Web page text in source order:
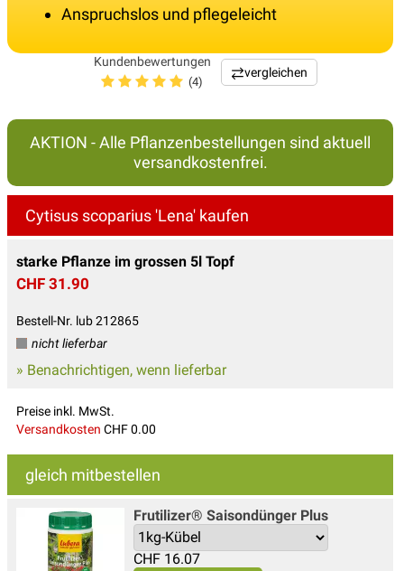
Anspruchslos und pflegeleicht
Kundenbewertungen
(4)
vergleichen
AKTION - Alle Pflanzenbestellungen sind aktuell
versandkostenfrei.
Cytisus scoparius 'Lena' kaufen
starke Pflanze im grossen 5l Topf
CHF 31.90
Bestell-Nr. lub 212865
nicht lieferbar
» Benachrichtigen, wenn lieferbar
Preise inkl. MwSt.
Versandkosten CHF 0.00
gleich mitbestellen
Frutilizer® Saisondünger Plus
CHF 16.07